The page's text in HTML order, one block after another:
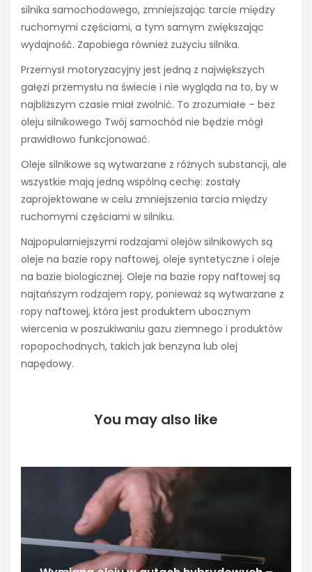
silnika samochodowego, zmniejszając tarcie między
ruchomymi częściami, a tym samym zwiększając
wydajność. Zapobiega również zużyciu silnika.
Przemysł motoryzacyjny jest jedną z największych
gałęzi przemysłu na świecie i nie wygląda na to, by w
najbliższym czasie miał zwolnić. To zrozumiałe – bez
oleju silnikowego Twój samochód nie będzie mógł
prawidłowo funkcjonować.
Oleje silnikowe są wytwarzane z różnych substancji, ale
wszystkie mają jedną wspólną cechę: zostały
zaprojektowane w celu zmniejszenia tarcia między
ruchomymi częściami w silniku.
Najpopularniejszymi rodzajami olejów silnikowych są
oleje na bazie ropy naftowej, oleje syntetyczne i oleje
na bazie biologicznej. Oleje na bazie ropy naftowej są
najtańszym rodzajem ropy, ponieważ są wytwarzane z
ropy naftowej, która jest produktem ubocznym
wiercenia w poszukiwaniu gazu ziemnego i produktów
ropopochodnych, takich jak benzyna lub olej
napędowy.
You may also like